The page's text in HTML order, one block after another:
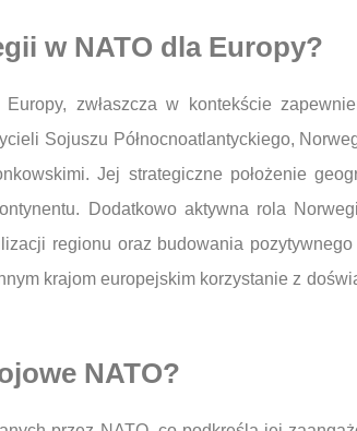
w NATO dla Europy?
zwłaszcza w kontekście
Sojuszu Północnoatlantyckiego,
Jej strategiczne położenie
Dodatkowo aktywna rola
regionu oraz budowania
krajom europejskim korzystanie z
NATO?